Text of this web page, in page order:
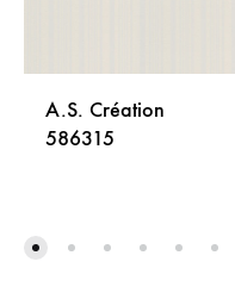
A.S. Création
586315